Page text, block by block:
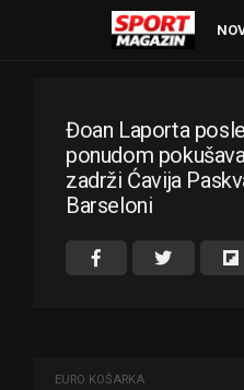
Đoan Laporta
ponudom
zadrži Ćavija
Barseloni
EURO KOŠARKA